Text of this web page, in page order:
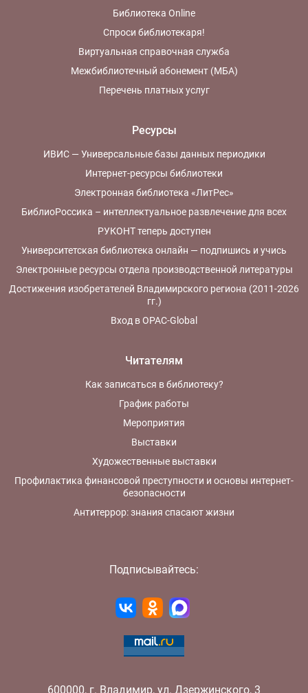
Библиотека Online
Спроси библиотекаря!
Виртуальная справочная служба
Межбиблиотечный абонемент (МБА)
Перечень платных услуг
Ресурсы
ИВИС — Универсальные базы данных периодики
Интернет-ресурсы библиотеки
Электронная библиотека «ЛитРес»
БиблиоРоссика – интеллектуальное развлечение для всех
РУКОНТ теперь доступен
Университетская библиотека онлайн — подпишись и учись
Электронные ресурсы отдела производственной литературы
Достижения изобретателей Владимирского региона (2011-2026
гг.)
Вход в OPAC-Global
Читателям
Как записаться в библиотеку?
График работы
Мероприятия
Выставки
Художественные выставки
Профилактика финансовой преступности и основы интернет-
безопасности
Антитеррор: знания спасают жизни
Подписывайтесь:
600000, г. Владимир, ул. Дзержинского, 3